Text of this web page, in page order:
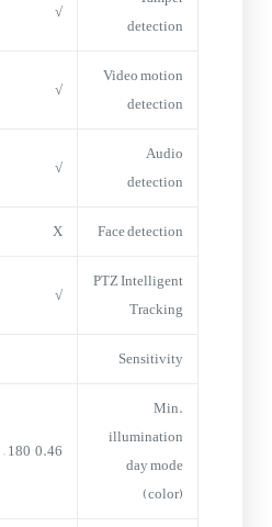
detection
√
Video motion
detection
√
Audio
detection
√
Face detection
X
PTZ Intelligent
Tracking
√
Sensitivity
Min.
illumination
day mode
(color)
0.46 lx
–180°